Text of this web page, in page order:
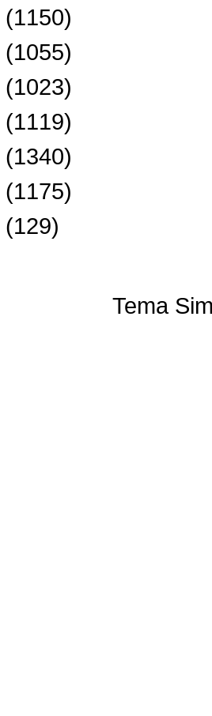
(1150)
(1055)
(1023)
(1119)
(1340)
(1175)
(129)
Tema